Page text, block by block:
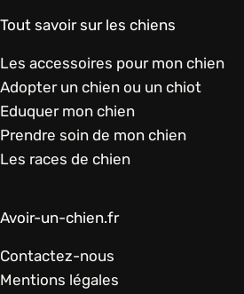
Tout savoir sur les chiens
Les accessoires pour mon chien
Adopter un chien ou un chiot
Eduquer mon chien
Prendre soin de mon chien
Les races de chien
Avoir-un-chien.fr
Contactez-nous
Mentions légales